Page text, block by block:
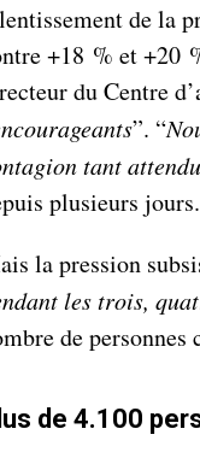
de la
+18 % et +20
du Centre
”. “
tant
plusieurs jours.
la pression
les trois,
de personnes
de 4.100